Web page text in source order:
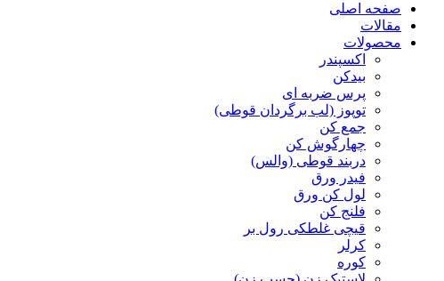
صفحه اصلی
مقالات
محصولات
اکسپندر
بیدکن
پرس ضربه ای
توپوز (لب برگردان قوطی)
جمع کن
چهارگوش کن
دربند قوطی (والس)
فیدر ورق
لول کن ورق
فلنج کن
قیچی غلطکی رول بر
کرلر
کوره